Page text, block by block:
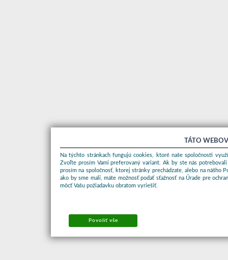
TÁTO
Na týchto stránkach fungujú cookies, ktoré naše spoločnosti
Zvoľte prosím Vami preferovaný variant. Ak by ste nás
prosím na spoločnosť, ktorej stránky prechádzate, alebo na nášho
ako by sme mali, máte možnosť podať sťažnosť na Úrade pre
môcť Vašu požiadavku obratom vyriešiť.
Povoliť vše